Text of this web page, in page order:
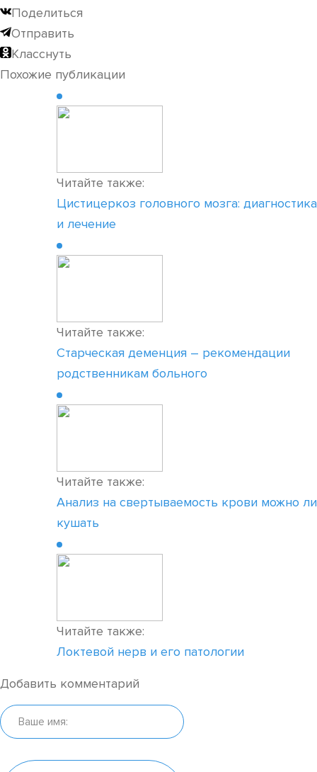
Поделиться
Отправить
Класснуть
Похожие публикации
Читайте также:
Цистицеркоз головного мозга: диагностика
и лечение
Читайте также:
Старческая деменция – рекомендации
родственникам больного
Читайте также:
Анализ на свертываемость крови можно ли
кушать
Читайте также:
Локтевой нерв и его патологии
Добавить комментарий